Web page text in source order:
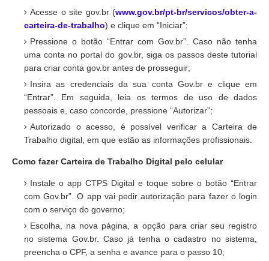
Acesse o site gov.br (www.gov.br/pt-br/servicos/obter-a-
carteira-de-trabalho) e clique em “Iniciar”;
Pressione o botão “Entrar com Gov.br”. Caso não tenha
uma conta no portal do gov.br, siga os passos deste tutorial
para criar conta gov.br antes de prosseguir;
Insira as credenciais da sua conta Gov.br e clique em
“Entrar”. Em seguida, leia os termos de uso de dados
pessoais e, caso concorde, pressione “Autorizar”;
Autorizado o acesso, é possível verificar a Carteira de
Trabalho digital, em que estão as informações profissionais.
Como fazer Carteira de Trabalho Digital pelo celular
Instale o app CTPS Digital e toque sobre o botão “Entrar
com Gov.br”. O app vai pedir autorização para fazer o login
com o serviço do governo;
Escolha, na nova página, a opção para criar seu registro
no sistema Gov.br. Caso já tenha o cadastro no sistema,
preencha o CPF, a senha e avance para o passo 10;